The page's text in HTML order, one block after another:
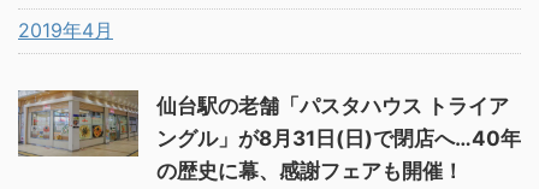
2019年4月
仙台駅の老舗「パスタハウス トライア
ングル」が8月31日(日)で閉店へ…40年
の歴史に幕、感謝フェアも開催！